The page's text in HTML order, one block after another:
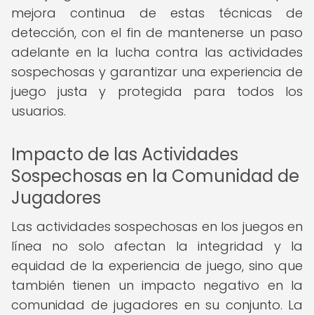
mejora continua de estas técnicas de
detección, con el fin de mantenerse un paso
adelante en la lucha contra las actividades
sospechosas y garantizar una experiencia de
juego justa y protegida para todos los
usuarios.
Impacto de las Actividades
Sospechosas en la Comunidad de
Jugadores
Las actividades sospechosas en los juegos en
línea no solo afectan la integridad y la
equidad de la experiencia de juego, sino que
también tienen un impacto negativo en la
comunidad de jugadores en su conjunto. La